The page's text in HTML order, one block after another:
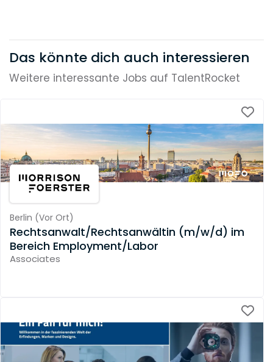
Das könnte dich auch interessieren
Weitere interessante Jobs auf TalentRocket
Berlin (Vor Ort)
Rechtsanwalt/Rechtsanwältin (m/w/d) im
Bereich Employment/Labor
Associates